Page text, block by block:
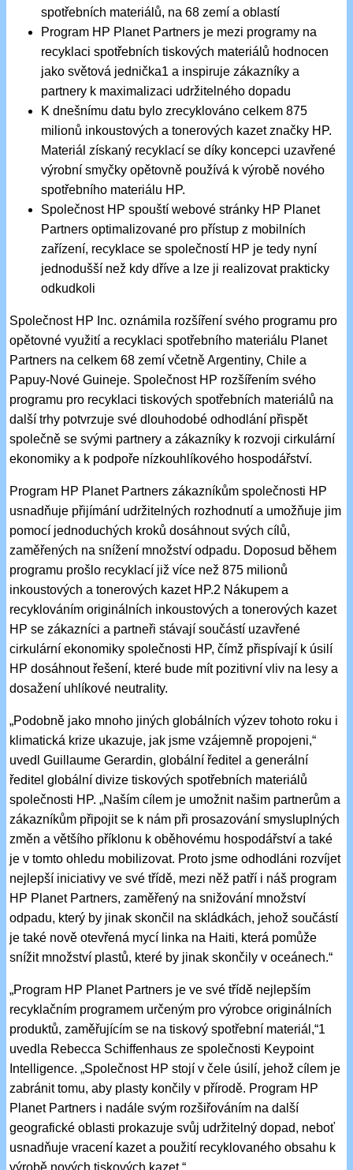
spotřebních materiálů, na 68 zemí a oblastí
Program HP Planet Partners je mezi programy na
recyklaci spotřebních tiskových materiálů hodnocen
jako světová jednička1 a inspiruje zákazníky a
partnery k maximalizaci udržitelného dopadu
K dnešnímu datu bylo zrecyklováno celkem 875
milionů inkoustových a tonerových kazet značky HP.
Materiál získaný recyklací se díky koncepci uzavřené
výrobní smyčky opětovně používá k výrobě nového
spotřebního materiálu HP.
Společnost HP spouští webové stránky HP Planet
Partners optimalizované pro přístup z mobilních
zařízení, recyklace se společností HP je tedy nyní
jednodušší než kdy dříve a lze ji realizovat prakticky
odkudkoli
Společnost HP Inc. oznámila rozšíření svého programu pro
opětovné využití a recyklaci spotřebního materiálu Planet
Partners na celkem 68 zemí včetně Argentiny, Chile a
Papuy-Nové Guineje. Společnost HP rozšířením svého
programu pro recyklaci tiskových spotřebních materiálů na
další trhy potvrzuje své dlouhodobé odhodlání přispět
společně se svými partnery a zákazníky k rozvoji cirkulární
ekonomiky a k podpoře nízkouhlíkového hospodářství.
Program HP Planet Partners zákazníkům společnosti HP
usnadňuje přijímání udržitelných rozhodnutí a umožňuje jim
pomocí jednoduchých kroků dosáhnout svých cílů,
zaměřených na snížení množství odpadu. Doposud během
programu prošlo recyklací již více než 875 milionů
inkoustových a tonerových kazet HP.2 Nákupem a
recyklováním originálních inkoustových a tonerových kazet
HP se zákazníci a partneři stávají součástí uzavřené
cirkulární ekonomiky společnosti HP, čímž přispívají k úsilí
HP dosáhnout řešení, které bude mít pozitivní vliv na lesy a
dosažení uhlíkové neutrality.
„Podobně jako mnoho jiných globálních výzev tohoto roku i
klimatická krize ukazuje, jak jsme vzájemně propojeni,“
uvedl Guillaume Gerardin, globální ředitel a generální
ředitel globální divize tiskových spotřebních materiálů
společnosti HP. „Naším cílem je umožnit našim partnerům a
zákazníkům připojit se k nám při prosazování smysluplných
změn a většího příklonu k oběhovému hospodářství a také
je v tomto ohledu mobilizovat. Proto jsme odhodláni rozvíjet
nejlepší iniciativy ve své třídě, mezi něž patří i náš program
HP Planet Partners, zaměřený na snižování množství
odpadu, který by jinak skončil na skládkách, jehož součástí
je také nově otevřená mycí linka na Haiti, která pomůže
snížit množství plastů, které by jinak skončily v oceánech.“
„Program HP Planet Partners je ve své třídě nejlepším
recyklačním programem určeným pro výrobce originálních
produktů, zaměřujícím se na tiskový spotřební materiál,“1
uvedla Rebecca Schiffenhaus ze společnosti Keypoint
Intelligence. „Společnost HP stojí v čele úsilí, jehož cílem je
zabránit tomu, aby plasty končily v přírodě. Program HP
Planet Partners i nadále svým rozšiřováním na další
geografické oblasti prokazuje svůj udržitelný dopad, neboť
usnadňuje vracení kazet a použití recyklovaného obsahu k
výrobě nových tiskových kazet.“